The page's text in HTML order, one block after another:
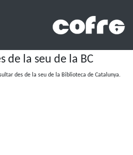
de la seu de la BC
des de la seu de la Biblioteca de Catalunya.